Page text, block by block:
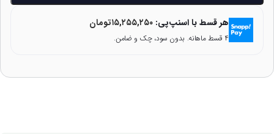
هر قسط با اسنپ‌پی: ۱۵,۲۵۵,۲۵۰تومان
۴ قسط ماهانه. بدون سود، چک و ضامن.